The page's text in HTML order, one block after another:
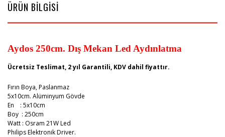
ÜRÜN BİLGİSİ
Aydos 250cm. Dış Mekan Led Aydınlatma
Ücretsiz Teslimat, 2 yıl Garantili, KDV dahil fiyattır.
Fırın Boya, Paslanmaz
5x10cm. Alüminyum Gövde
En : 5x10cm
Boy : 250cm
Watt : Osram 21W Led
Philips Elektronik Driver.